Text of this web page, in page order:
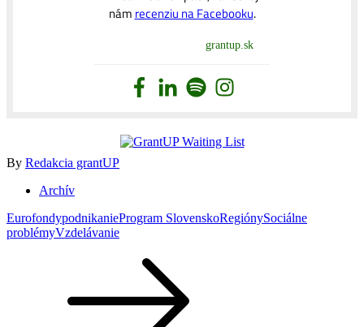
nám recenziu na Facebooku.
grantup.sk
By Redakcia grantUP
Archív
EurofondypodnikanieProgram SlovenskoRegiónySociálne
problémyVzdelávanie